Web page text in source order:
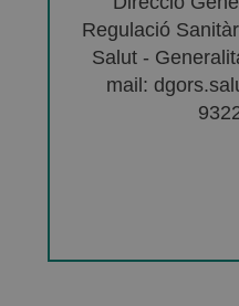
Regulació
Salut -
mail: